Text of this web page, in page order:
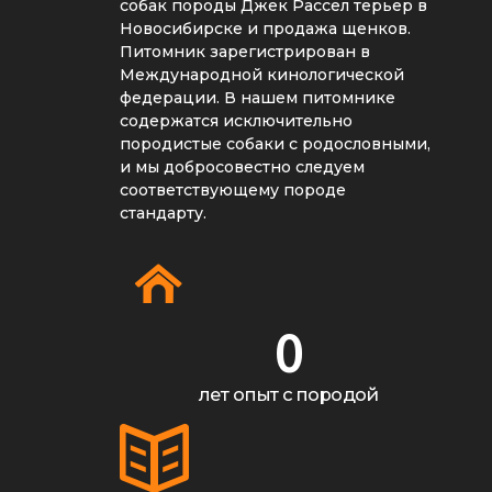
собак породы Джек Рассел терьер в
Новосибирске и продажа щенков.
Питомник зарегистрирован в
Международной кинологической
федерации. В нашем питомнике
содержатся исключительно
породистые собаки с родословными,
и мы добросовестно следуем
соответствующему породе
стандарту.
0
лет опыт с породой